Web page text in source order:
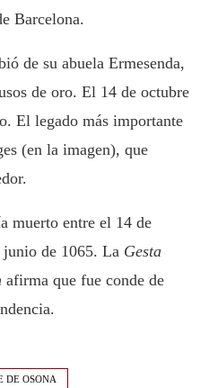
Barcelona.
de su abuela Ermesenda,
de oro. El 14 de octubre
El legado más importante
(en la imagen), que
muerto entre el 14 de
de 1065. La Gesta
afirma que fue conde de
DE OSONA